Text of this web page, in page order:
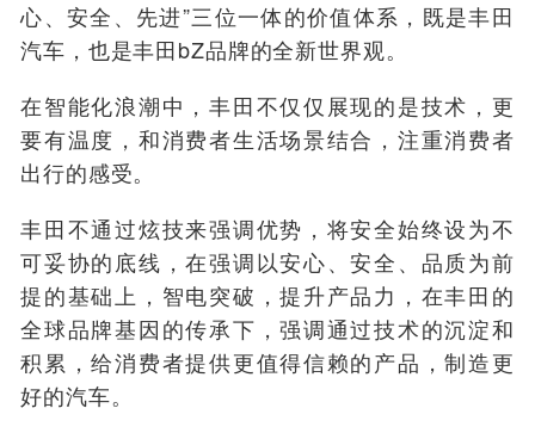
心、安全、先进”三位一体的价值体系，既是丰田
汽车，也是丰田bZ品牌的全新世界观。
在智能化浪潮中，丰田不仅仅展现的是技术，更
要有温度，和消费者生活场景结合，注重消费者
出行的感受。
丰田不通过炫技来强调优势，将安全始终设为不
可妥协的底线，在强调以安心、安全、品质为前
提的基础上，智电突破，提升产品力，在丰田的
全球品牌基因的传承下，强调通过技术的沉淀和
积累，给消费者提供更值得信赖的产品，制造更
好的汽车。